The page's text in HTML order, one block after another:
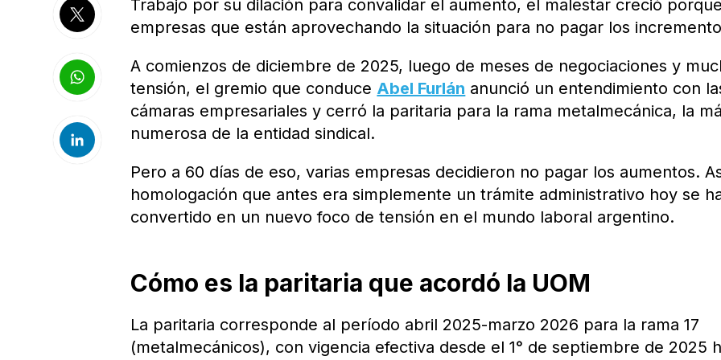
Trabajo por su dilación para convalidar el aumento, el malestar creció
empresas que están aprovechando la situación para no pagar los
A comienzos de diciembre de 2025, luego de meses de negociaciones y
tensión, el gremio que conduce Abel Furlán anunció un entendimiento con
cámaras empresariales y cerró la paritaria para la rama metalmecánica, la
numerosa de la entidad sindical.
Pero a 60 días de eso, varias empresas decidieron no pagar los aumentos.
homologación que antes era simplemente un trámite administrativo hoy se
convertido en un nuevo foco de tensión en el mundo laboral argentino.
Cómo es la paritaria que acordó la UOM
La paritaria corresponde al período abril 2025-marzo 2026 para la rama 17
(metalmecánicos), con vigencia efectiva desde el 1° de septiembre de 2025